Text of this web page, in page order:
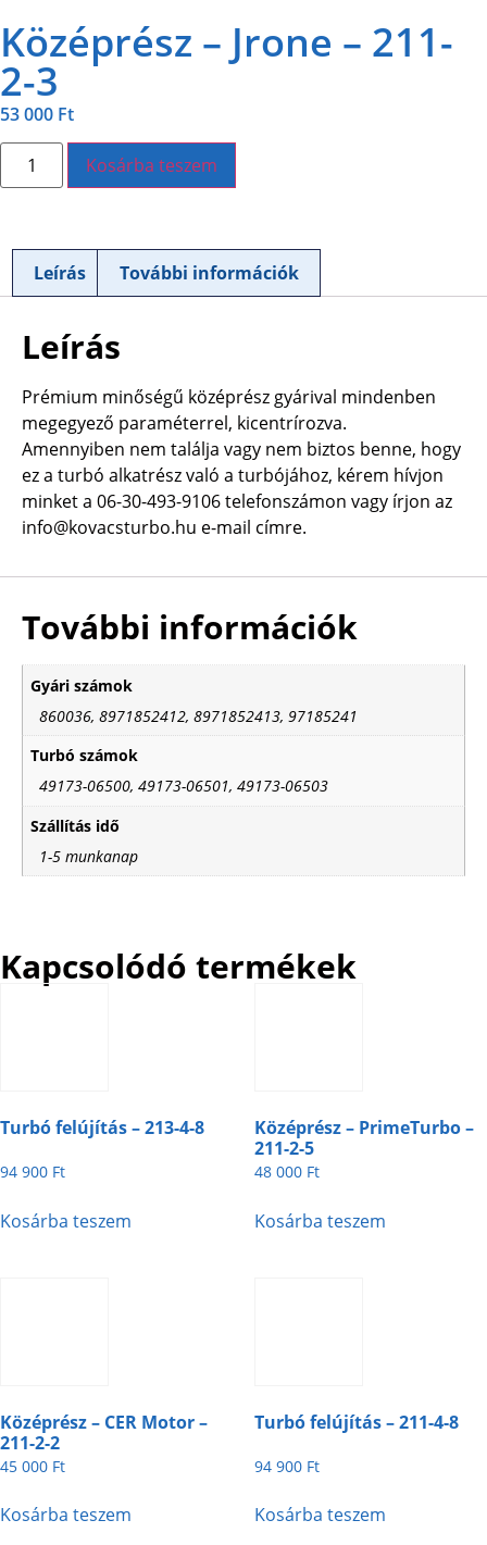
Középrész – Jrone – 211-
2-3
53 000 Ft
Kosárba teszem
Leírás További információk
Leírás
Prémium minőségű középrész gyárival mindenben
megegyező paraméterrel, kicentrírozva.
Amennyiben nem találja vagy nem biztos benne, hogy
ez a turbó alkatrész való a turbójához, kérem hívjon
minket a 06-30-493-9106 telefonszámon vagy írjon az
info@kovacsturbo.hu e-mail címre.
További információk
Gyári számok
860036, 8971852412, 8971852413, 97185241
Turbó számok
49173-06500, 49173-06501, 49173-06503
Szállítás idő
1-5 munkanap
Kapcsolódó termékek
Turbó felújítás – 213-4-8
94 900 Ft
Kosárba teszem
Középrész – PrimeTurbo –
211-2-5
48 000 Ft
Kosárba teszem
Középrész – CER Motor –
211-2-2
45 000 Ft
Kosárba teszem
Turbó felújítás – 211-4-8
94 900 Ft
Kosárba teszem